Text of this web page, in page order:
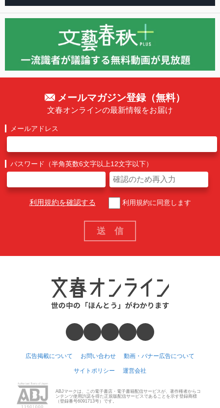
メールマガジン登録（無料）
文春オンラインの最新情報をお届け
メールアドレス
パスワード（半角英数6文字以上12文字以下）
利用規約を確認する 利用規約に同意します
広告掲載について お問い合わせ 動画・バナー広告について
サイトポリシー 運営会社
ABJマークは、この電子書店・電子書籍配信サービスが、著作権者からコ
ンテンツ使用許諾を得た正規版配信サービスであることを示す登録商標
（登録番号6091713号）です。